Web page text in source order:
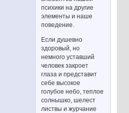
психики на другие
элементы и наше
поведение.
Если душевно
здоровый, но
немного уставший
человек закроет
глаза и представит
себе высокое
голубое небо, теплое
солнышко, шелест
листвы и журчание